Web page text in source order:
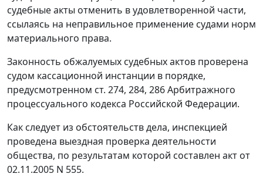
судебные акты отменить в удовлетворенной части,
ссылаясь на неправильное применение судами норм
материального права.
Законность обжалуемых судебных актов проверена
судом кассационной инстанции в порядке,
предусмотренном ст. 274, 284, 286Арбитражного
процессуального кодекса Российской Федерации.
Как следует из обстоятельств дела, инспекцией
проведена выездная проверка деятельности
общества, по результатам которой составлен акт от
02.11.2005 N 555.